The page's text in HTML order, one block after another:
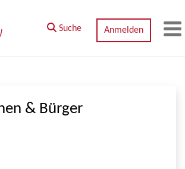
Suche Anmelden
& Bürger